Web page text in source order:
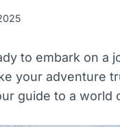
to embark on a
your adventure
guide to a